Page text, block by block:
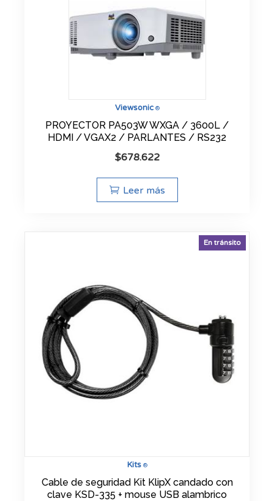
Viewsonic®
PROYECTOR PA503W WXGA / 3600L /
HDMI / VGAX2 / PARLANTES / RS232
$678.622
Leer más
Kits®
En tránsito
Cable de seguridad Kit KlipX candado con
clave KSD-335 + mouse USB alambrico